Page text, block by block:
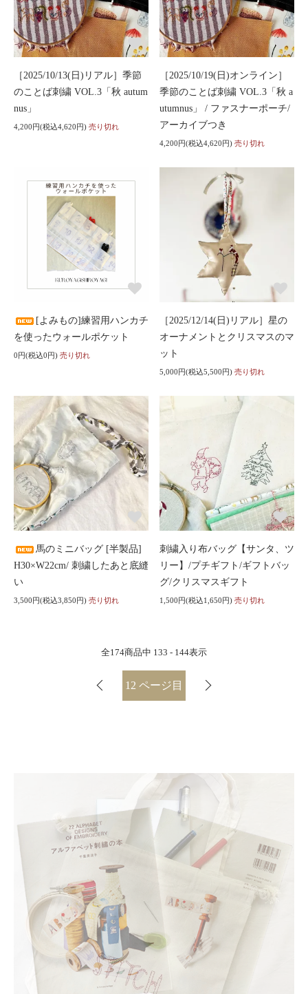
［2025/10/13(日)リアル］季節
のことば刺繍 VOL.3「秋 autum
nus」
4,200円(税込4,620円) 売り切れ
［2025/10/19(日)オンライン］
季節のことば刺繍 VOL.3「秋 a
utumnus」 / ファスナーポーチ/
アーカイブつき
4,200円(税込4,620円) 売り切れ
[よみもの]練習用ハンカチ
を使ったウォールポケット
0円(税込0円) 売り切れ
［2025/12/14(日)リアル］星の
オーナメントとクリスマスのマ
ット
5,000円(税込5,500円) 売り切れ
馬のミニバッグ [半製品]
H30×W22cm/ 刺繍したあと底縫
い
3,500円(税込3,850円) 売り切れ
刺繍入り布バッグ【サンタ、ツ
リー】/プチギフト/ギフトバッ
グ/クリスマスギフト
1,500円(税込1,650円) 売り切れ
全174商品中 133 - 144表示
12 ページ目